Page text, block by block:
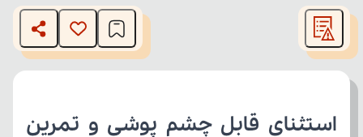
modal
window.
The media could not be loaded, either because the server
or network failed or because the format is not supported.